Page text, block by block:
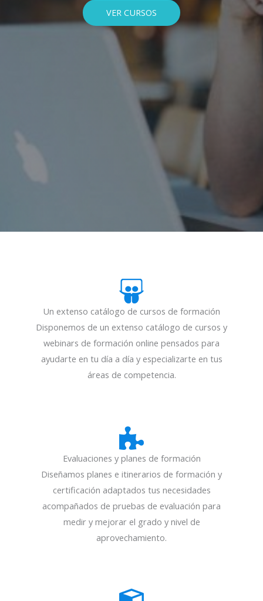
VER CURSOS
Un extenso catálogo de cursos de formación
Disponemos de un extenso catálogo de cursos y
webinars de formación online pensados para
ayudarte en tu día a día y especializarte en tus
áreas de competencia.
Evaluaciones y planes de formación
Diseñamos planes e itinerarios de formación y
certificación adaptados tus necesidades
acompañados de pruebas de evaluación para
medir y mejorar el grado y nivel de
aprovechamiento.